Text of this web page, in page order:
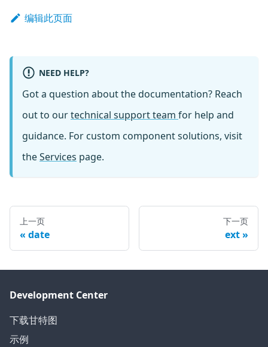
编辑此页面
NEED HELP?
Got a question about the documentation? Reach
out to ourtechnical support team for help and
guidance. For custom component solutions, visit
theServices page.
上一页
date
下一页
ext
Development Center
下载甘特图
示例